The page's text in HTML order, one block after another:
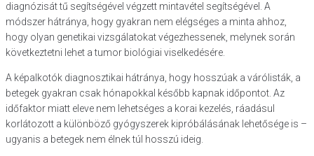
diagnózisát tű segítségével végzett mintavétel segítségével. A
módszer hátránya, hogy gyakran nem elégséges a minta ahhoz,
hogy olyan genetikai vizsgálatokat végezhessenek, melynek során
következtetni lehet a tumor biológiai viselkedésére.
A képalkotók diagnosztikai hátránya, hogy hosszúak a várólisták, a
betegek gyakran csak hónapokkal később kapnak időpontot. Az
időfaktor miatt eleve nem lehetséges a korai kezelés, ráadásul
korlátozott a különböző gyógyszerek kipróbálásának lehetősége is –
ugyanis a betegek nem élnek túl hosszú ideig.